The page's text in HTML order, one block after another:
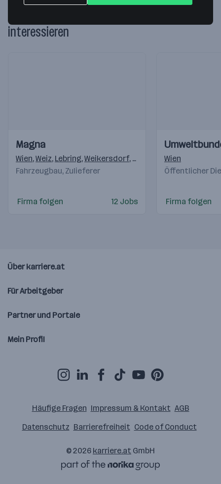
interessieren
Videos
Einblicke
Einblicke
Magna
Wien,Weiz, Lebring,Weikersdorf, Krottendorf (Weiz)
Fahrzeugbau, Zulieferer
Firma folgen 12 Jobs
Videos
Einblicke
Einblicke
Wien
Öffentlicher
Firma folgen
Über karriere.at
Für Arbeitgeber
Partner und Portale
Mein Profil
Häufige Fragen Impressum & Kontakt AGB
Datenschutz Barrierefreiheit Code of Conduct
© 2026 karriere.at GmbH